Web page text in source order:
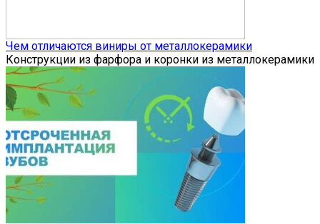
Чем отличаются виниры от металлокерамики
Конструкции из фарфора и коронки из металлокерамики